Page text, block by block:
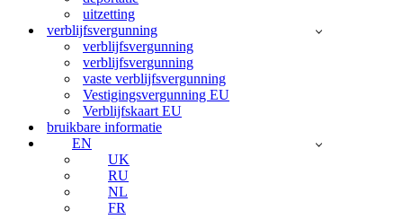
uitzetting
verblijfsvergunning
verblijfsvergunning
verblijfsvergunning
vaste verblijfsvergunning
Vestigingsvergunning EU
Verblijfskaart EU
bruikbare informatie
EN
UK
RU
NL
FR